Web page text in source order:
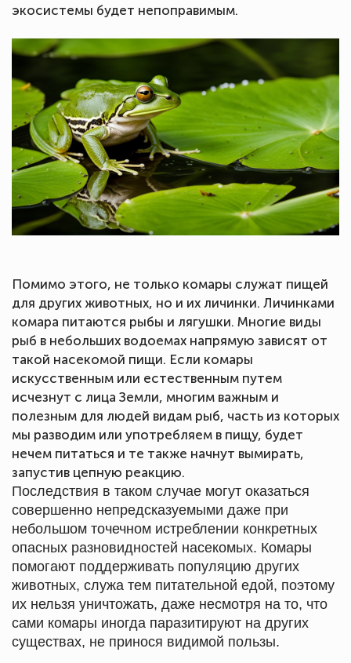
экосистемы будет непоправимым.
Помимо этого, не только комары служат пищей
для других животных, но и их личинки. Личинками
комара питаются рыбы и лягушки. Многие виды
рыб в небольших водоемах напрямую зависят от
такой насекомой пищи. Если комары
искусственным или естественным путем
исчезнут с лица Земли, многим важным и
полезным для людей видам рыб, часть из которых
мы разводим или употребляем в пищу, будет
нечем питаться и те также начнут вымирать,
запустив цепную реакцию.
Последствия в таком случае могут оказаться
совершенно непредсказуемыми даже при
небольшом точечном истреблении конкретных
опасных разновидностей насекомых. Комары
помогают поддерживать популяцию других
животных, служа тем питательной едой, поэтому
их нельзя уничтожать, даже несмотря на то, что
сами комары иногда паразитируют на других
существах, не принося видимой пользы.